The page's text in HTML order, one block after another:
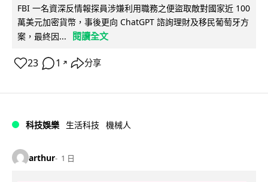
FBI 一名資深反情報探員涉嫌利用職務之便盜取敵對國家近 100
萬美元加密貨幣，事後更向 ChatGPT 諮詢理財及移民葡萄牙方
案，最終因...
閱讀全文
23 1 ↗ 分享
科技娛樂 生活科技 機械人
arthur 1 日